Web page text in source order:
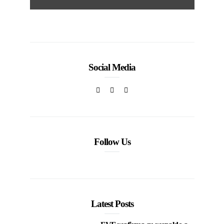
Social Media
Follow Us
Latest Posts